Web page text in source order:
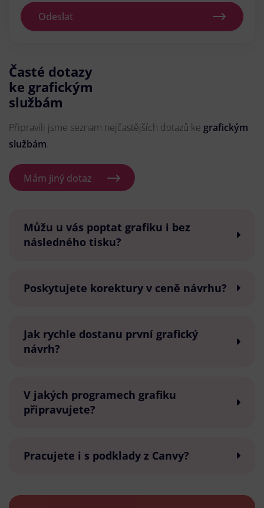
Odeslat
Časté dotazy
ke grafickým
službám
Připravili jsme seznam nejčastějších dotazů ke grafickým
službám.
Mám jiný dotaz
Můžu u vás poptat grafiku i bez
následného tisku?
Poskytujete korektury v ceně návrhu?
Jak rychle dostanu první grafický
návrh?
V jakých programech grafiku
připravujete?
Pracujete i s podklady z Canvy?